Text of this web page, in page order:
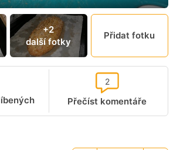
+2
další fotky
Přidat fotku
Přečíst komentáře
2